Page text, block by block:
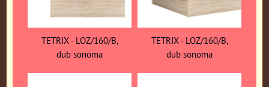
TETRIX - LOZ/160/B,
dub sonoma
TETRIX - LOZ/160/B,
dub sonoma